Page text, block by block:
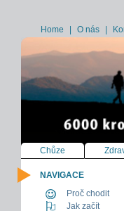
Home O nás
NAVIGACE
Proč chodit
Jak začít
Chůze